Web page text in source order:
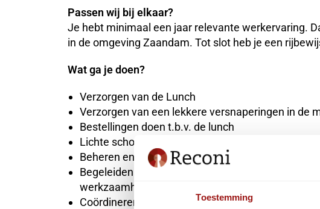
Toestemming
Passen wij bij elkaar?
Je hebt minimaal een jaar relevante werkervaring.
in de omgeving Zaandam. Tot slot heb je een
Wat ga je doen?
Verzorgen van de Lunch
Verzorgen van een lekkere versnaperingen in de
Bestellingen doen t.b.v. de lunch
Lichte schoonmaakwerkzaamheden
Beheren en bestellen van kantoorartikelen
Begeleiden van -en contact houden met externe
werkzaamheden.
Coördineren van projectmatige werkzaamheden